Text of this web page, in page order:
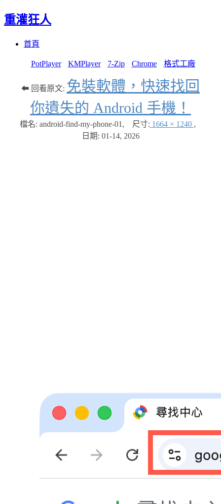
重灌狂人
首頁
PotPlayer KMPlayer 7-Zip Chrome 格式工廠
⬅ 回看原文: 免裝軟體，快速找回
你遺失的 Android 手機！
檔名: android-find-my-phone-01 , 尺寸: 1664 × 1240 ,
日期: 01-14, 2026